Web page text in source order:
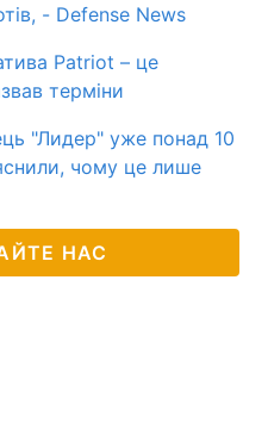
- Defense News
Patriot – це
терміни
"Лидер" уже понад 10
чому це лише
НАС